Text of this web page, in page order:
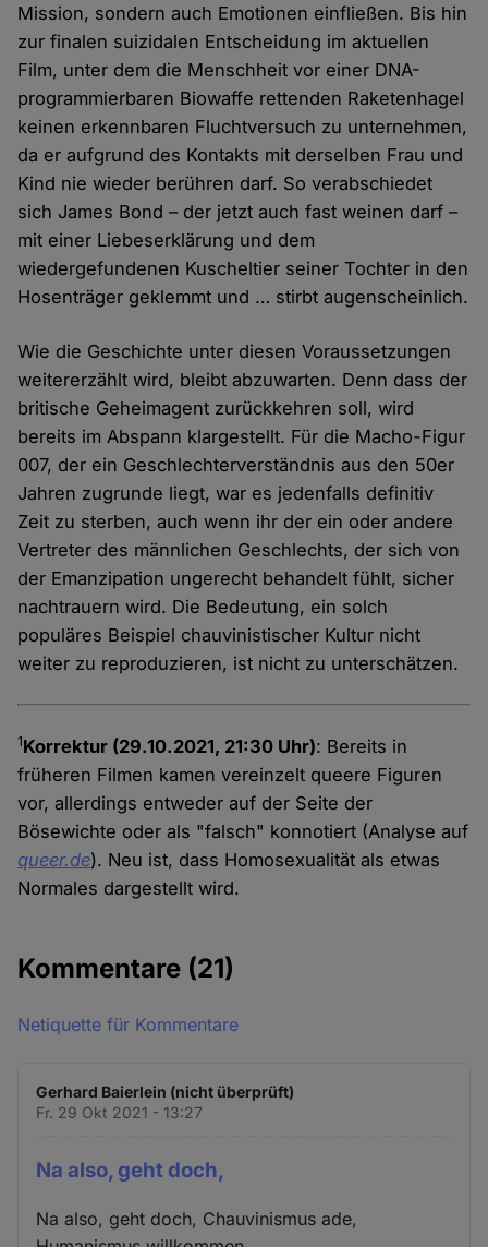
Mission, sondern auch Emotionen einfließen. Bis hin
zur finalen suizidalen Entscheidung im aktuellen
Film, unter dem die Menschheit vor einer DNA-
programmierbaren Biowaffe rettenden Raketenhagel
keinen erkennbaren Fluchtversuch zu unternehmen,
da er aufgrund des Kontakts mit derselben Frau und
Kind nie wieder berühren darf. So verabschiedet
sich James Bond – der jetzt auch fast weinen darf –
mit einer Liebeserklärung und dem
wiedergefundenen Kuscheltier seiner Tochter in den
Hosenträger geklemmt und … stirbt augenscheinlich.
Wie die Geschichte unter diesen Voraussetzungen
weitererzählt wird, bleibt abzuwarten. Denn dass der
britische Geheimagent zurückkehren soll, wird
bereits im Abspann klargestellt. Für die Macho-Figur
007, der ein Geschlechterverständnis aus den 50er
Jahren zugrunde liegt, war es jedenfalls definitiv
Zeit zu sterben, auch wenn ihr der ein oder andere
Vertreter des männlichen Geschlechts, der sich von
der Emanzipation ungerecht behandelt fühlt, sicher
nachtrauern wird. Die Bedeutung, ein solch
populäres Beispiel chauvinistischer Kultur nicht
weiter zu reproduzieren, ist nicht zu unterschätzen.
1Korrektur (29.10.2021, 21:30 Uhr): Bereits in
früheren Filmen kamen vereinzelt queere Figuren
vor, allerdings entweder auf der Seite der
Bösewichte oder als "falsch" konnotiert (Analyse auf
queer.de). Neu ist, dass Homosexualität als etwas
Normales dargestellt wird.
Kommentare (21)
Netiquette für Kommentare
Gerhard Baierlein (nicht überprüft)
Fr. 29 Okt 2021 - 13:27
Na also, geht doch,
Na also, geht doch, Chauvinismus ade,